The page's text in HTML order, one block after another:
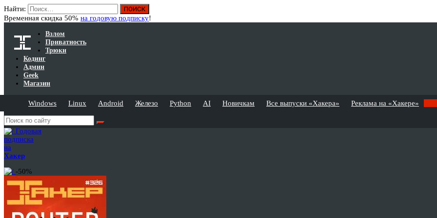
Найти:
Временная скидка 50% на годовую подписку!
Взлом
Приватность
Трюки
Кодинг
Админ
Geek
Магазин
Windows Linux Android Железо Python AI Новичкам Все выпуски «Хакера» Реклама на «Хакере»
Годовая
подписка
на
Хакер
-50%